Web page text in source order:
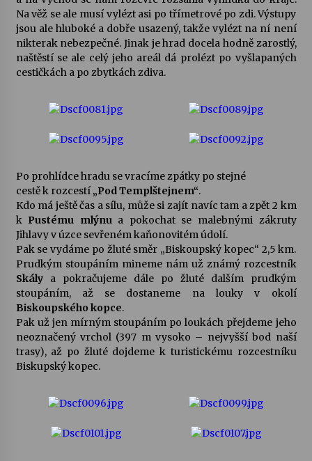
Na věž se ale musí vylézt asi po třímetrové po zdi. Výstupy
jsou ale hluboké a dobře usazený, takže vylézt na ní není
nikterak nebezpečné. Jinak je hrad docela hodně zarostlý,
naštěstí se ale celý jeho areál dá prolézt po vyšlapaných
cestičkách a po zbytkách zdiva.
Po prohlídce hradu se vracíme zpátky po stejné
cestě k rozcestí „Pod Templštejnem“.
Kdo má ještě čas a sílu, může si zajít navíc tam a zpět 2 km
k Pustému mlýnua pokochat se malebnými zákruty
Jihlavy v úzce sevřeném kaňonovitém údolí.
Pak se vydáme po žluté směr „Biskoupský kopec“ 2,5 km.
Prudkým stoupáním mineme nám už známý rozcestník
Skálya pokračujeme dále po žluté dalším prudkým
stoupáním, až se dostaneme na louky v okolí
Biskoupského kopce.
Pak už jen mírným stoupáním po loukách přejdeme jeho
neoznačený vrchol (397 m vysoko – nejvyšší bod naší
trasy), až po žluté dojdeme k turistickému rozcestníku
Biskupský kopec.